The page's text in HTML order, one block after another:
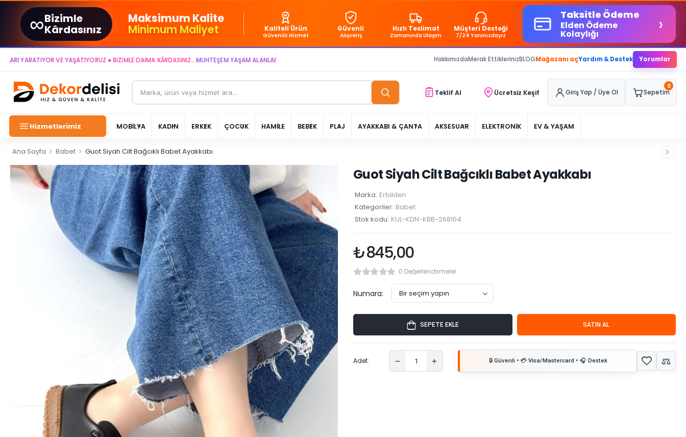
∞Bizimle
Kârdasınız
Maksimum Kalite
Minimum Maliyet Kaliteli Ürün
Güvenilir Hizmet
Güvenli
Alışveriş
Hızlı Teslimat
Zamanında Ulaşım
Müşteri Desteği
7/24 Yanınızdayız
Taksitle Ödeme
Elden Ödeme
Kolaylığı ›
VE YAŞATIYORUZ ● BİZİMLE DAİMA KÂRDASINIZ...MUHTEŞEM YAŞAM ALANLARI YARATIYOR VE YAŞATIYORUZ ● BİZİMLE DAİMA KÂRDASINIZ...HakkımızdaMerak EttiklerinizBLOGMağazanı açYardım & Destek Yorumlar
Teklif Al Ücretsiz Keşif Giriş Yap / Üye Ol
0
Sepetim
Hizmetlerimiz MOBİLYA KADIN ERKEK ÇOCUK HAMİLE BEBEK PLAJ AYAKKABI & ÇANTA AKSESUAR ELEKTRONİK EV & YAŞAM
Ana Sayfa > Babet > Guot Siyah Cilt Bağcıklı Babet Ayakkabı
Guot Siyah Cilt Bağcıklı Babet Ayakkabı
Marka: Erbilden
Kategoriler: Babet
Stok kodu: KUL-KDN-KBB-268104
₺845,00
0 Değerlendirmeler
Numara:
Adet:
SEPETE EKLE SATIN AL